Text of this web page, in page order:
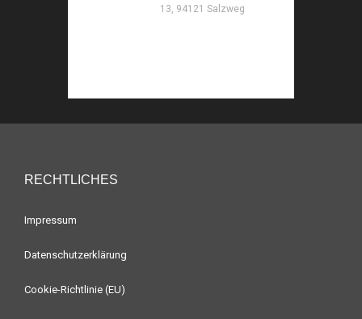
13, 94121 Salzweg
RECHTLICHES
Impressum
Datenschutzerklärung
Cookie-Richtlinie (EU)